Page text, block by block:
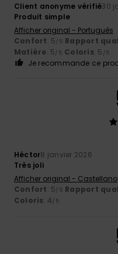
Client anonyme vérifié30
Produit simple
Afficher original - Português
Confort: 5/5 Rapport
Matière: 5/5 Coloris: 5 /5
Je recommande ce
Héctor8 janvier 2026
Très joli
Afficher original - Castellano
Confort: 5/5 Rapport
Coloris: 4/5